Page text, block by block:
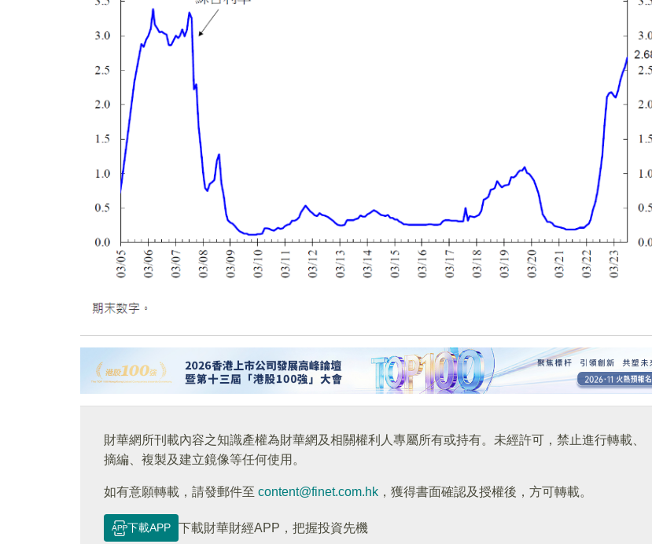
財華網所刊載內容之知識產權為財華網及相關權利人專屬所有或持有。未經許可，禁止進行轉載、
摘編、複製及建立鏡像等任何使用。
如有意願轉載，請發郵件至 content@finet.com.hk ，獲得書面確認及授權後，方可轉載。
下載APP
下載財華財經APP，把握投資先機